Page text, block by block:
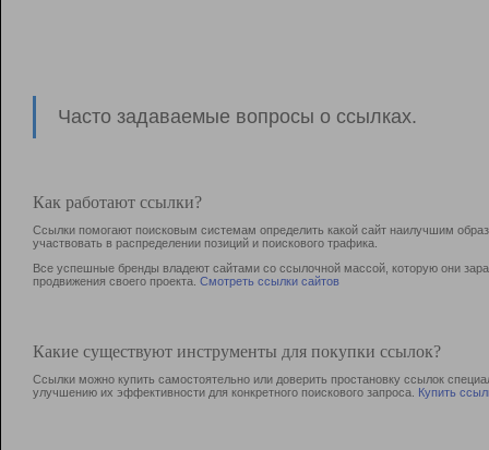
Часто задаваемые вопросы о ссылках.
Как работают ссылки?
Ссылки помогают поисковым системам определить какой сайт наилучшим
участвовать в раcпределении позиций и поискового трафика.
Все успешные бренды владеют сайтами со ссылочной массой, которую они
продвижения своего проекта. Смотреть ссылки сайтов
Какие существуют инструменты для покупки ссылок?
Ссылки можно купить самостоятельно или доверить простановку ссылок
улучшению их эффективности для конкретного поискового запроса. Купить